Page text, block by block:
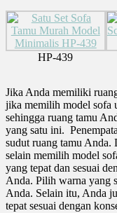
HP-439
Jika Anda memiliki
jika memilih model sofa
sehingga ruang tamu
yang satu ini.
sudut ruang tamu Anda.
selain memilih model
yang tepat dan sesuai
Anda. Pilih warna yang
Anda. Selain itu, Anda
tepat sesuai dengan